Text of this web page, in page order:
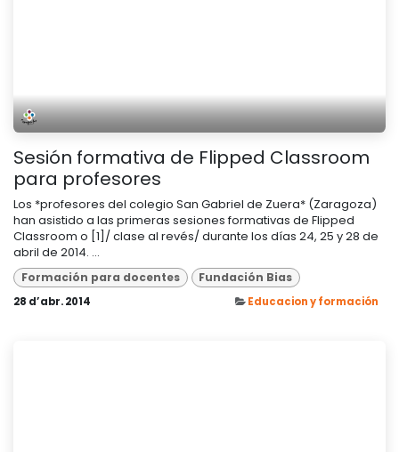
Sesión formativa de Flipped Classroom
para profesores
Los *profesores del colegio San Gabriel de Zuera* (Zaragoza)
han asistido a las primeras sesiones formativas de Flipped
Classroom o [1]/ clase al revés/ durante los días 24, 25 y 28 de
abril de 2014. ...
Formación para docentes Fundación Bias
28 d’abr. 2014 Educacion y formación